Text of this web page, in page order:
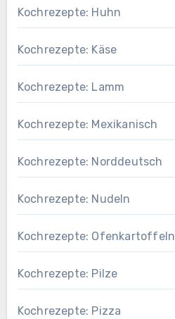
Kochrezepte: Huhn
Kochrezepte: Käse
Kochrezepte: Lamm
Kochrezepte: Mexikanisch
Kochrezepte: Norddeutsch
Kochrezepte: Nudeln
Kochrezepte: Ofenkartoffeln
Kochrezepte: Pilze
Kochrezepte: Pizza